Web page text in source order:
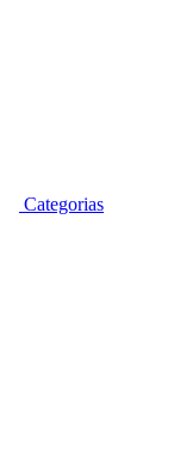
Categorias